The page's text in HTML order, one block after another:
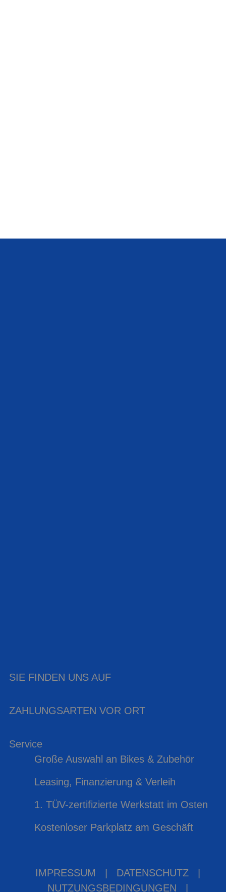
SIE FINDEN UNS AUF
ZAHLUNGSARTEN VOR ORT
Service
Große Auswahl an Bikes & Zubehör
Leasing, Finanzierung & Verleih
1. TÜV-zertifizierte Werkstatt im Osten
Kostenloser Parkplatz am Geschäft
IMPRESSUM DATENSCHUTZ
NUTZUNGSBEDINGUNGEN